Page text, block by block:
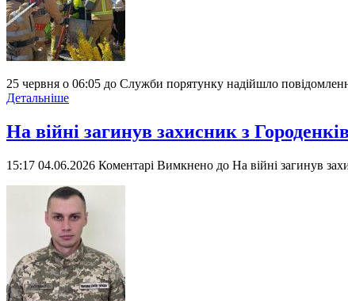
25 червня о 06:05 до Служби порятунку надійшло
Детальніше
На війні загинув захисник з
15:17 04.06.2026 Коментарі Вимкнено до На війні загинув